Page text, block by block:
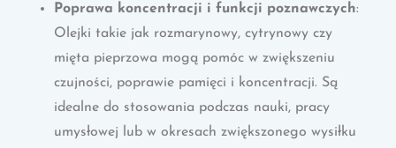
Poprawa koncentracji i funkcji poznawczych:
Olejki takie jak rozmarynowy, cytrynowy czy
mięta pieprzowa mogą pomóc w zwiększeniu
czujności, poprawie pamięci i koncentracji. Są
idealne do stosowania podczas nauki, pracy
umysłowej lub w okresach zwiększonego wysiłku